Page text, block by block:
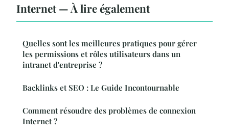
Internet — À lire également
Quelles sont les meilleures pratiques pour gérer
les permissions et rôles utilisateurs dans un
intranet d'entreprise ?
Backlinks et SEO : Le Guide Incontournable
Comment résoudre des problèmes de connexion
Internet ?